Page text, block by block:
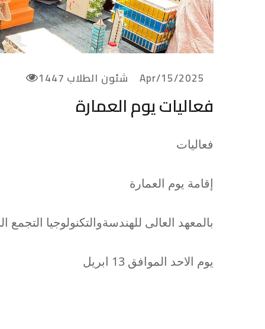
2025/Apr/15 شئون الطلاب 1447
فعاليات يوم العمارة
فعاليات
إقامة يوم العمارة
بالمعهد العالى للهندسةوالتكنولوجيا
يوم الاحد الموافق 13 ابريل